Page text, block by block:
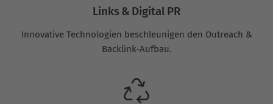
Links & Digital PR
Innovative Technologien beschleunigen den Outreach &
Backlink‑Aufbau.